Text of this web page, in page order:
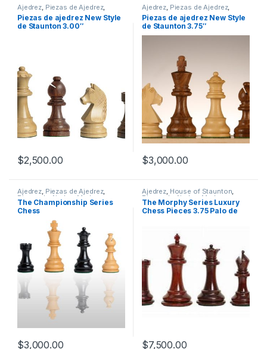
Ajedrez Piezas de Ajedrez,
Piezas de Ajedrez Madera
Piezas de ajedrez New Style
de Staunton 3.00″
$2,500.00
Ajedrez Piezas de Ajedrez,
Piezas de Ajedrez Madera
Piezas de ajedrez New Style
de Staunton 3.75″
$3,000.00
Ajedrez, Piezas de Ajedrez,
Piezas de Ajedrez Madera
The Championship Series
Chess
$3,000.00
Ajedrez, House of Staunton,
Piezas de Ajedrez Madera
The Morphy Series Luxury
Chess Pieces 3.75 Palo de
$7,500.00